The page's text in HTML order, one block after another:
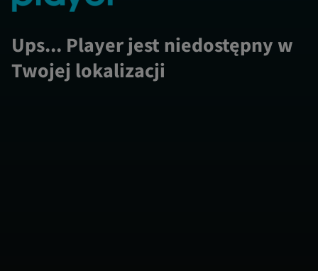
Ups... Player jest niedostępny w
Twojej lokalizacji